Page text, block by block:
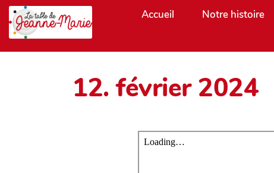
Aller au contenu principal Accueil Notre histoire
12. février 2024